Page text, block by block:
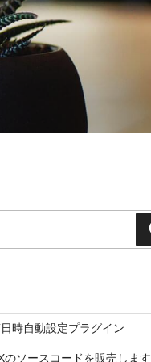
時自動設定プラグイン
のソースコードを販売します